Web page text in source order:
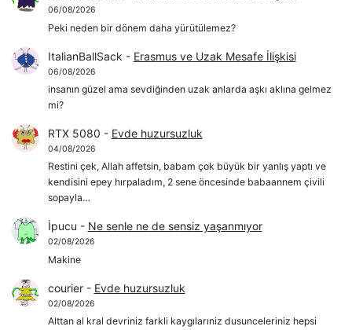
06/08/2026
Peki neden bir dönem daha yürütülemez?
ItalianBallSack - Erasmus ve Uzak Mesafe İlişkisi
06/08/2026
insanın güzel ama sevdiğinden uzak anlarda aşkı aklına gelmez
mi?
RTX 5080 - Evde huzursuzluk
04/08/2026
Restini çek, Allah affetsin, babam çok büyük bir yanlış yaptı ve
kendisini epey hırpaladım, 2 sene öncesinde babaannem çivili
sopayla…
İpucu - Ne senle ne de sensiz yaşanmıyor
02/08/2026
Makine
courier- Evde huzursuzluk
02/08/2026
Alttan al kral devriniz farkli kaygılarıniz dusunceleriniz hepsi